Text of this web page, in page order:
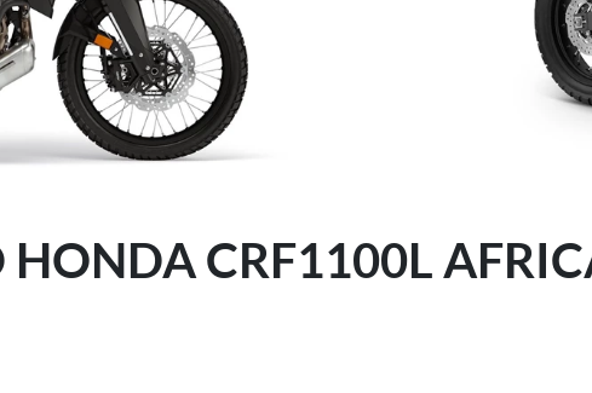
HONDA CRF1100L